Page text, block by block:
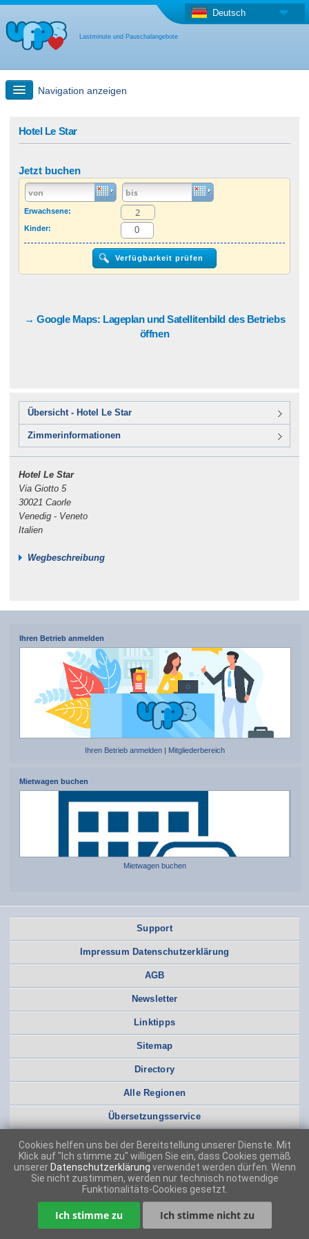
Lastminute und Pauschalangebote
Deutsch
Navigation anzeigen
Last Minute Angebot + Pauschalangebot
Anderes Land
Hotel Le Star
Jetzt buchen
Erwachsene:
Kinder:
→ Google Maps: Lageplan und Satellitenbild des Betriebs
öffnen
Übersicht - Hotel Le Star
Zimmerinformationen
Hotel Le Star
Via Giotto 5
30021 Caorle
Venedig - Veneto
Italien
Wegbeschreibung
Ihren Betrieb anmelden
Ihren Betrieb anmelden Mitgliederbereich
Mietwagen buchen
Mietwagen buchen
Support
Impressum Datenschutzerklärung
AGB
Newsletter
Linktipps
Sitemap
Directory
Alle Regionen
Übersetzungsservice
Cookies helfen uns bei der Bereitstellung unserer Dienste. Mit
Klick auf "Ich stimme zu" willigen Sie ein, dass Cookies gemäß
unserer Datenschutzerklärung verwendet werden dürfen. Wenn
Sie nicht zustimmen, werden nur technisch notwendige
Funktionalitäts-Cookies gesetzt.